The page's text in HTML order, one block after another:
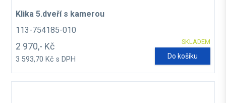
Klika 5.dveří s kamerou
113-754185-010
SKLADEM
2 970,- Kč
3 593,70 Kč s DPH Do košíku